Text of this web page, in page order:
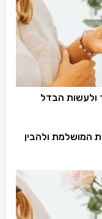
ולעשות הבדל
המושלמת ולהבין